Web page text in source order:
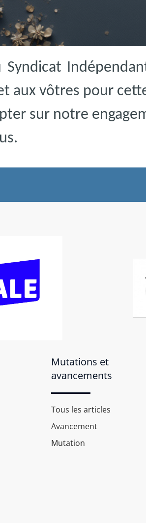
aux vôtres pour
sur notre
Mutations et
avancements
Tous les articles
Avancement
Mutation